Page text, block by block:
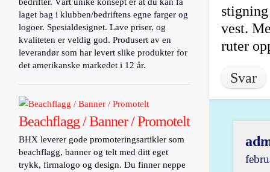
vest.
ruter
Svar
bedrifter. Vårt unike konsept er at du kan få
laget bag i klubben/bedriftens egne farger og
logoer. Spesialdesignet. Lave priser, og
kvaliteten er veldig god. Produsert av en
leverandør som har levert slike produkter for
det amerikanske markedet i 12 år.
Beachflagg / Banner / Promotelt
BHX leverer gode promoteringsartikler som
beachflagg, banner og telt med ditt eget
trykk, firmalogo og design. Du finner neppe